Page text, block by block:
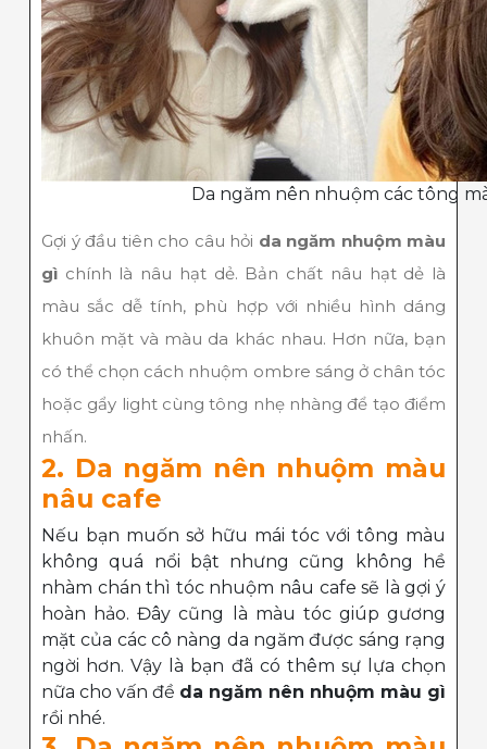
Da ngăm nên nhuộm các tông
Gợi ý đầu tiên cho câu hỏi da ngăm nhuộm màu
gì chính là nâu hạt dẻ. Bản chất nâu hạt dẻ là
màu sắc dễ tính, phù hợp với nhiều hình dáng
khuôn mặt và màu da khác nhau. Hơn nữa, bạn
có thể chọn cách nhuộm ombre sáng ở chân tóc
hoặc gẩy light cùng tông nhẹ nhàng để tạo điểm
nhấn.
2. Da ngăm nên nhuộm màu
nâu cafe
Nếu bạn muốn sở hữu mái tóc với tông màu
không quá nổi bật nhưng cũng không hề
nhàm chán thì tóc nhuộm nâu cafe sẽ là gợi ý
hoàn hảo. Đây cũng là màu tóc giúp gương
mặt của các cô nàng da ngăm được sáng rạng
ngời hơn. Vậy là bạn đã có thêm sự lựa chọn
nữa cho vấn đề da ngăm nên nhuộm màu gì
rồi nhé.